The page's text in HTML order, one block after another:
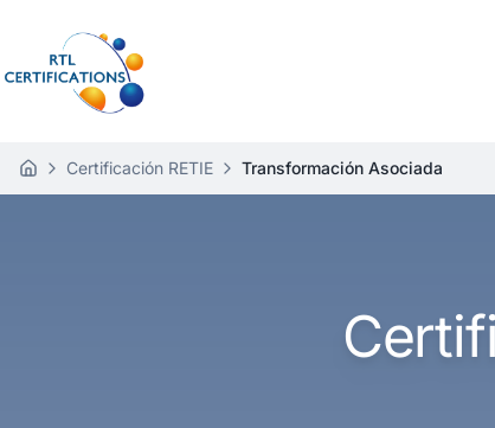
I
Certificación RETIE Transformación Asociada